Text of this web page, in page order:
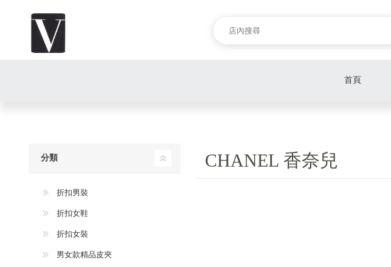
首頁
CHANEL 香奈兒
分類
折扣男裝
折扣女鞋
折扣女裝
男女款精品皮夾